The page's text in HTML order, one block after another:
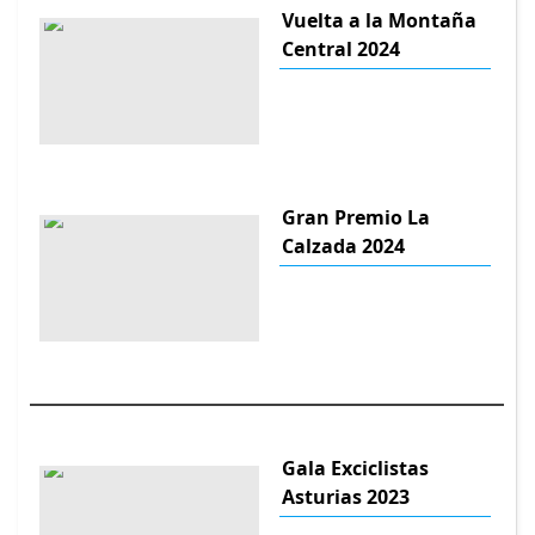
Vuelta a la Montaña
Central 2024
Gran Premio La
Calzada 2024
Gala Exciclistas
Asturias 2023